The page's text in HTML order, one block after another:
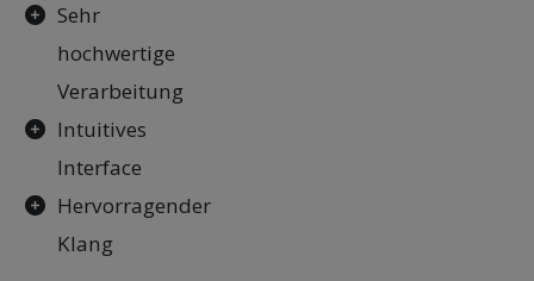
Sehr
hochwertige
Verarbeitung
Intuitives
Interface
Hervorragender
Klang